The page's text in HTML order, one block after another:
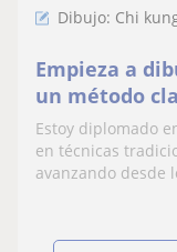
Dibujo: Chi
Empieza a
un método
Estoy diplomado
en técnicas
avanzando desde